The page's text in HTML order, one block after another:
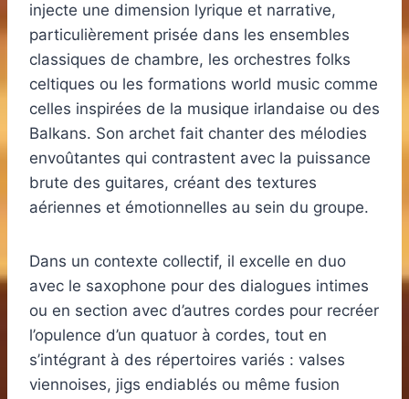
injecte une dimension lyrique et narrative,
particulièrement prisée dans les ensembles
classiques de chambre, les orchestres folks
celtiques ou les formations world music comme
celles inspirées de la musique irlandaise ou des
Balkans. Son archet fait chanter des mélodies
envoûtantes qui contrastent avec la puissance
brute des guitares, créant des textures
aériennes et émotionnelles au sein du groupe.
Dans un contexte collectif, il excelle en duo
avec le saxophone pour des dialogues intimes
ou en section avec d’autres cordes pour recréer
l’opulence d’un quatuor à cordes, tout en
s’intégrant à des répertoires variés : valses
viennoises, jigs endiablés ou même fusion